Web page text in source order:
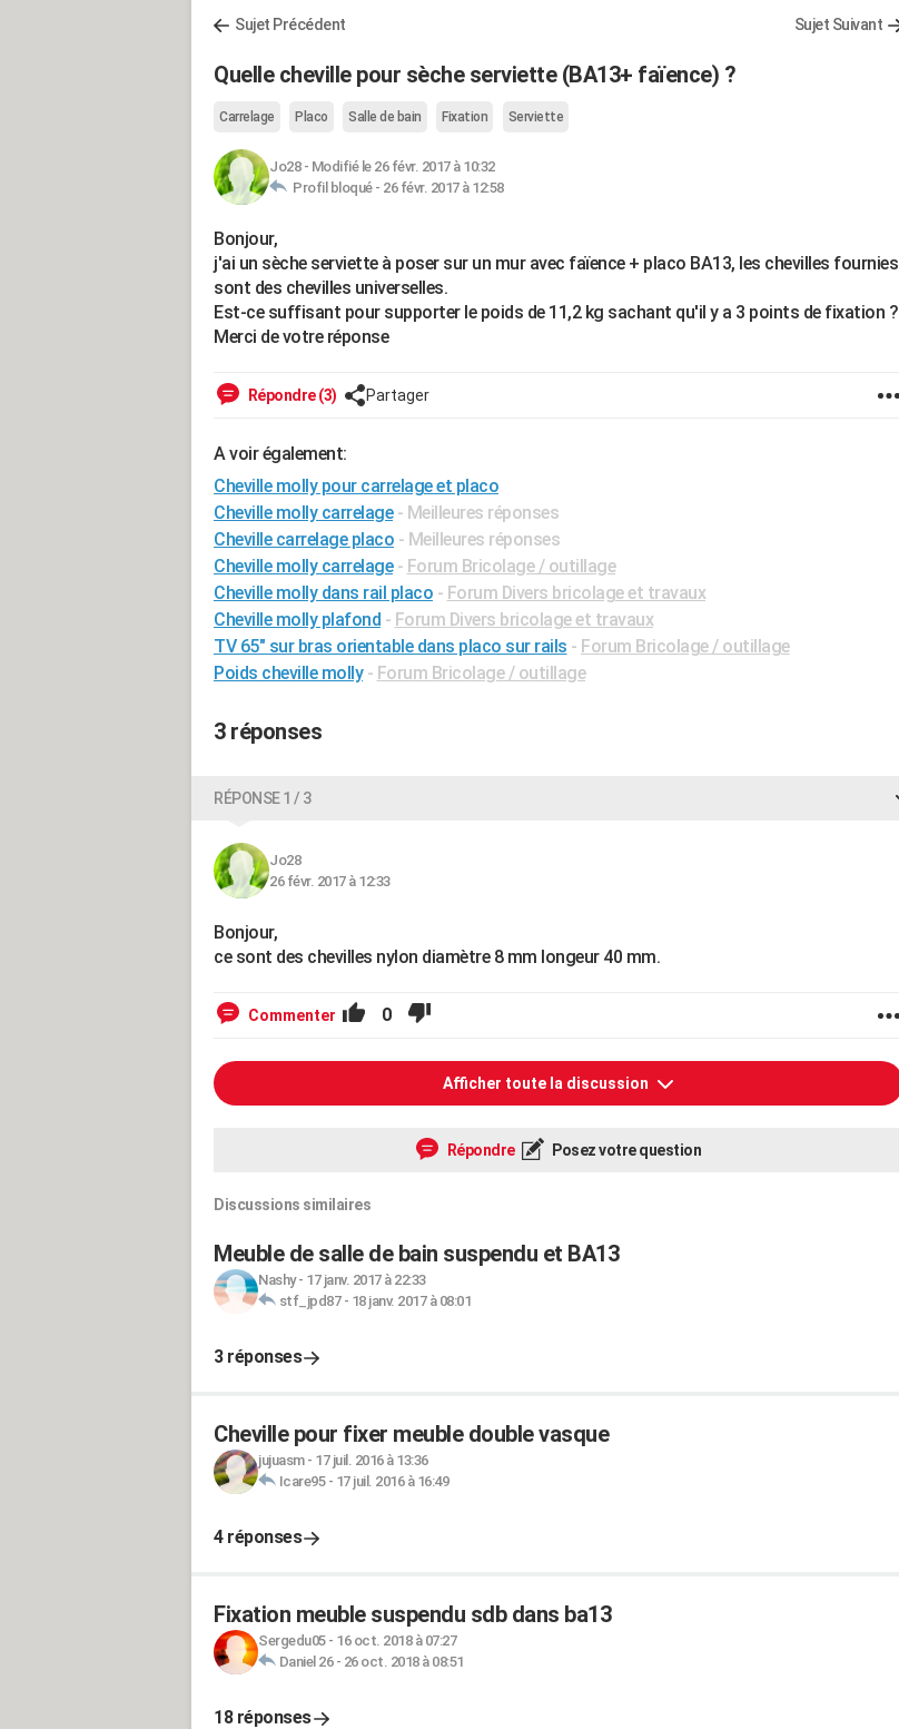
Sujet Précédent Sujet Suivant
Quelle cheville pour sèche serviette (BA13+ faïence) ?
Carrelage Placo Salle de bain Fixation Serviette
Jo28- Modifié le 26 févr. 2017 à 10:32
Profil bloqué - 26 févr. 2017 à 12:58
Bonjour,
j'ai un sèche serviette à poser sur un mur avec faïence + placo BA13, les chevilles fournies
sont des chevilles universelles.
Est-ce suffisant pour supporter le poids de 11,2 kg sachant qu'il y a 3 points de fixation ?
Merci de votre réponse
Répondre (3) Partager
A voir également:
Cheville molly pour carrelage et placo
Cheville molly carrelage - Meilleures réponses
Cheville carrelage placo - Meilleures réponses
Cheville molly carrelage - Forum Bricolage / outillage
Cheville molly dans rail placo - Forum Divers bricolage et travaux
Cheville molly plafond - Forum Divers bricolage et travaux
TV 65" sur bras orientable dans placo sur rails - Forum Bricolage / outillage
Poids cheville molly - Forum Bricolage / outillage
3 réponses
RÉPONSE 1 / 3
Jo28
26 févr. 2017 à 12:33
Bonjour,
ce sont des chevilles nylon diamètre 8 mm longeur 40 mm.
Commenter 0
Afficher toute la discussion
Répondre Posez votre question
Discussions similaires
Meuble de salle de bain suspendu et BA13
Nashy- 17 janv. 2017 à 22:33
stf_jpd87- 18 janv. 2017 à 08:01
3 réponses
Cheville pour fixer meuble double vasque
jujuasm- 17 juil. 2016 à 13:36
Icare95- 17 juil. 2016 à 16:49
4 réponses
Fixation meuble suspendu sdb dans ba13
Sergedu05- 16 oct. 2018 à 07:27
Daniel 26- 26 oct. 2018 à 08:51
18 réponses